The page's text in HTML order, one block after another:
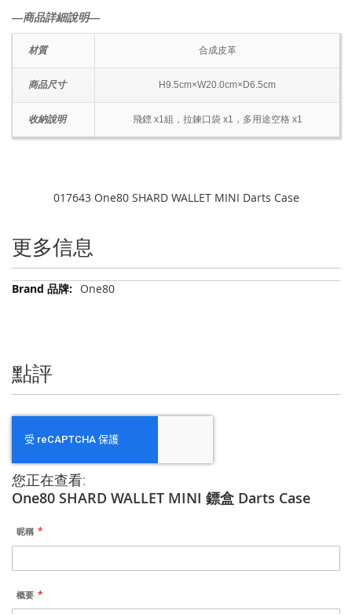
―商品詳細說明―
材質 合成皮革
商品尺寸 H9.5cm×W20.0cm×D6.5cm
收納說明 飛鏢 x1組，拉鍊口袋 x1，多用途空格 x1
017643 One80 SHARD WALLET MINI Darts Case
更多信息
更
One80
點評
您正在查看:
One80 SHARD WALLET MINI 鏢盒 Darts Case
昵稱
概要